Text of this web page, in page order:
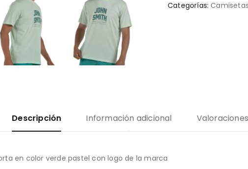
Categorías:
Descripción Información adicional
en color verde pastel con logo de la marca